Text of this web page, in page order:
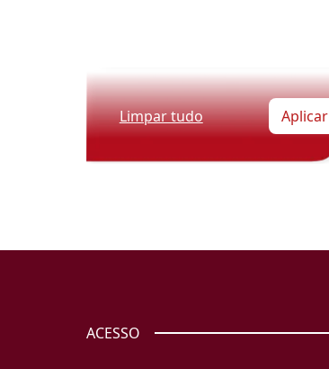
Limpar tudo Aplicar
ACESSO